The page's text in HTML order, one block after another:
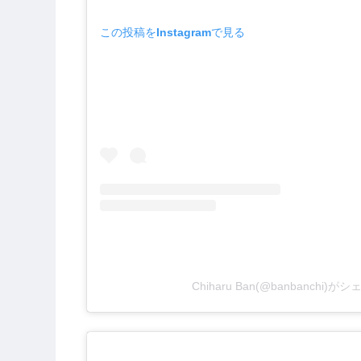
この投稿をInstagramで見る
Chiharu Ban(@banbanchi)がシ